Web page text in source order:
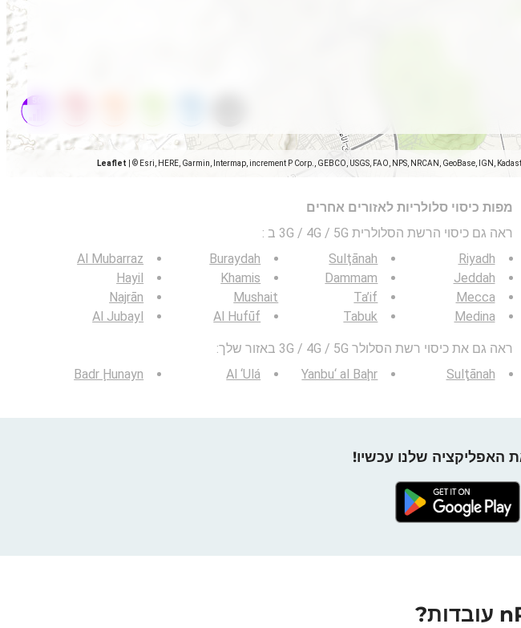
Leaflet © Esri, HERE, Garmin, Intermap, increment P Corp., GEBCO, USGS, FAO, NPS, NRCAN, GeoBase, IGN,
מפות כיסוי סלולריות לאזורים אחרים
ראה גם כיסוי הרשת הסלולרית 3G / 4G / 5G ב
:
Riyadh
Jeddah
Mecca
Medina
Sulţānah
Dammam
Ta’if
Tabuk
Buraydah
Khamis
Mushait
Al Hufūf
Al Mubarraz
Hayil
Najrān
Al Jubayl
ראה גם את כיסוי רשת הסלולר 3G / 4G / 5G באזור שלך:
Sulţānah
Yanbu‘ al Baḩr
Al ‘Ulá
Badr Ḩunayn